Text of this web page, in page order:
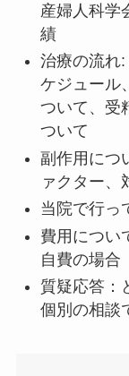
産婦人科学
績
治療の流れ
ケジュール
ついて、受
ついて
副作用につ
ァクター、
当院で行っ
費用につい
自費の場合
質疑応答：
個別の相談